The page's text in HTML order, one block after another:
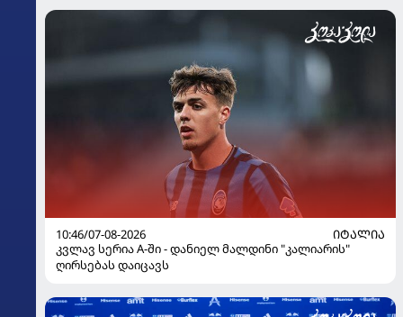
10:46/07-08-2026
ᲘᲢᲐᲚᲘᲐ
კვლავ სერია A-ში - დანიელ მალდინი "კალიარის"
ღირსებას დაიცავს